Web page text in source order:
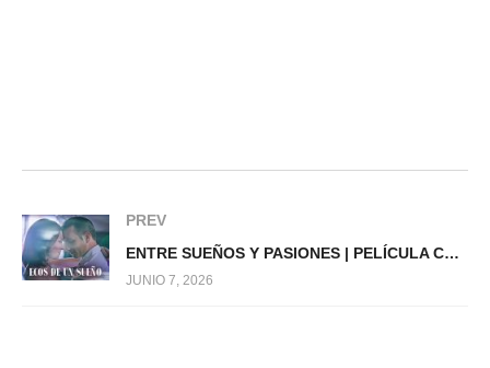
PREV
ENTRE SUEÑOS Y PASIONES | PELÍCULA COMPLETA
JUNIO 7, 2026